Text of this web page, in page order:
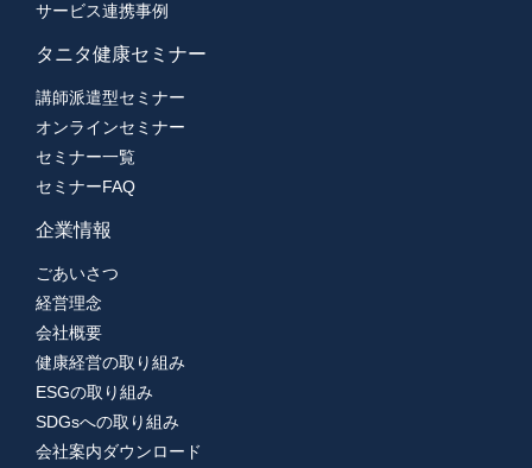
サービス連携事例
タニタ健康セミナー
講師派遣型セミナー
オンラインセミナー
セミナー一覧
セミナーFAQ
企業情報
ごあいさつ
経営理念
会社概要
健康経営の取り組み
ESGの取り組み
SDGsへの取り組み
会社案内ダウンロード